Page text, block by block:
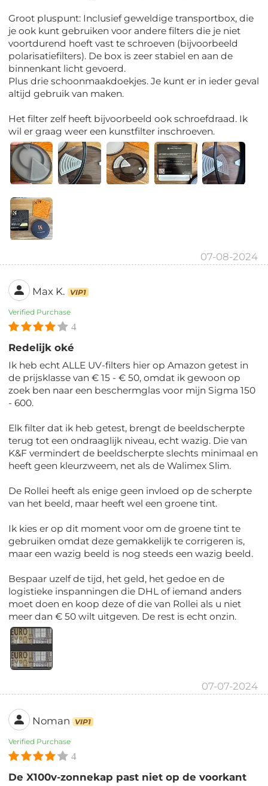
Groot pluspunt: Inclusief geweldige transportbox, die
je ook kunt gebruiken voor andere filters die je niet
voortdurend hoeft vast te schroeven (bijvoorbeeld
polarisatiefilters). De box is zeer stabiel en aan de
binnenkant licht gevoerd.
Plus drie schoonmaakdoekjes. Je kunt er in ieder geval
altijd gebruik van maken.
Het filter zelf heeft bijvoorbeeld ook schroefdraad. Ik
wil er graag weer een kunstfilter inschroeven.
07-08-2024
Max K. VIP1
Verified Purchase
4
Redelijk oké
Ik heb echt ALLE UV-filters hier op Amazon getest in
de prijsklasse van € 15 - € 50, omdat ik gewoon op
zoek ben naar een beschermglas voor mijn Sigma 150
- 600.
Elk filter dat ik heb getest, brengt de beeldscherpte
terug tot een ondraaglijk niveau, echt wazig. Die van
K&F vermindert de beeldscherpte slechts minimaal en
heeft geen kleurzweem, net als de Walimex Slim.
De Rollei heeft als enige geen invloed op de scherpte
van het beeld, maar heeft wel een groene tint.
Ik kies er op dit moment voor om de groene tint te
gebruiken omdat deze gemakkelijk te corrigeren is,
maar een wazig beeld is nog steeds een wazig beeld.
Bespaar uzelf de tijd, het geld, het gedoe en de
logistieke inspanningen die DHL of iemand anders
moet doen en koop deze of die van Rollei als u niet
meer dan € 50 wilt uitgeven. De rest is echt onzin.
07-07-2024
Noman VIP1
Verified Purchase
4
De X100v-zonnekap past niet op de voorkant